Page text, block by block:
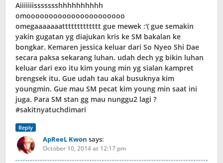
Aiiiiiiissssssshhhhhhhhhh
omoooooooooooooooooooooo
omegaaaaaaattttttttttttt gue mewek :'( gue semakin
yakin gugatan yg diajukan kris ke SM bakalan ke
bongkar. Kemaren jessica keluar dari So Nyeo Shi Dae
secara paksa sekarang luhan. udah dech yg bikin luhan
keluar dari exo itu kim young min yg sialan kampret
brengsek itu. Gue udah tau akal busuknya kim
youngmin. Gue mau SM pecat kim young min saat ini
juga. Para SM stan gg mau nunggu2 lagi ?
#sakitnyatuchdimari
Reply
ApReeL Kwon says:
October 10, 2014 at 12:17 pm